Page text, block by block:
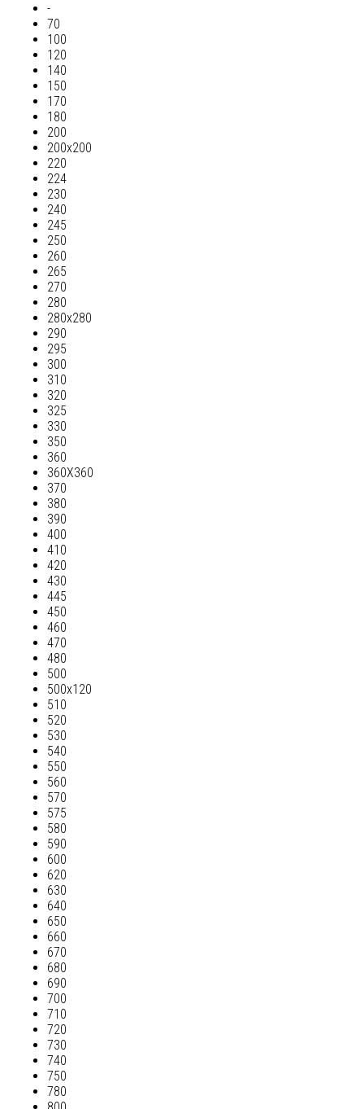
-
70
100
120
140
150
170
180
200
200х200
220
224
230
240
245
250
260
265
270
280
280х280
290
295
300
310
320
325
330
350
360
360Х360
370
380
390
400
410
420
430
445
450
460
470
480
500
500х120
510
520
530
540
550
560
570
575
580
590
600
620
630
640
650
660
670
680
690
700
710
720
730
740
750
780